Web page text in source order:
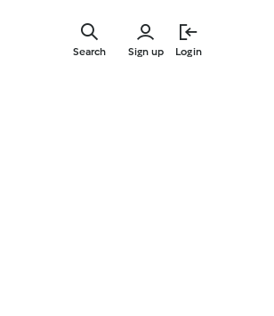
Sign up Login
Search